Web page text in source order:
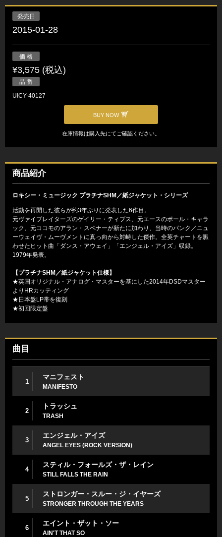
発売日
2015-01-28
価 格
¥3,575 (税込)
品 番
UICY-40127
BUY NOW
在庫情報は購入先にてご確認ください。
商品紹介
ロキシー・ミュージック プラチナSHM／紙ジャケット・シリーズ
活動を再開した彼らが約3年ぶりに発表した6作目。
元ヴァイブレイターズのゲイリー・ティブス、元エースのポール・キャラ
ック、元ココモのアラン・スペナーが新たに加わり、当時のパンク／ニュ
ーウェイヴ・ムーヴメントに真っ向から対峙した傑作。全英チャートを賑
わせたヒット曲「ダンス・アウェイ」「エンジェル・アイズ」収録。
1979年発表。
【プラチナSHM／紙ジャケット仕様】
★英国オリジナル・アナログ・マスターを基にした2014年DSDマスター
よりHRカッティング
★日本盤LP帯を復刻
★初回限定盤
曲目
1
マニフェスト
MANIFESTO
2
トラッシュ
TRASH
3
エンジェル・アイズ
ANGEL EYES (ROCK VERSION)
4
スティル・フォールズ・ザ・レイン
STILL FALLS THE RAIN
5
ストロンガー・スルー・ジ・イヤーズ
STRONGER THROUGH THE YEARS
6
エイント・ザット・ソー
AIN'T THAT SO